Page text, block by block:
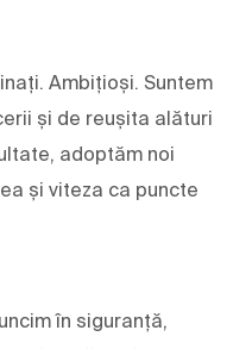
Ambițioși. Suntem
și de reușita alături
adoptăm noi
și viteza ca puncte
în siguranță,